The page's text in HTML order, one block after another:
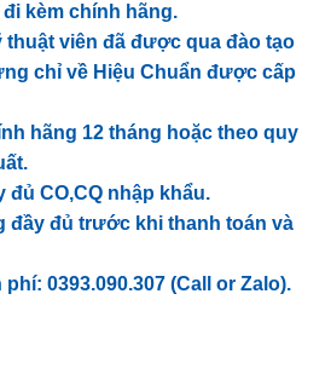
kèm chính hãng.
viên đã được qua đào tạo
chỉ về Hiệu Chuẩn được cấp
hãng 12 tháng hoặc theo quy
CO,CQ nhập khẩu.
đầy đủ trước khi thanh toán và
0393.090.307 (Call or Zalo).